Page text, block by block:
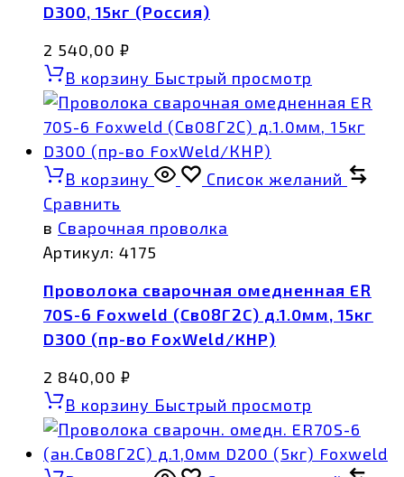
D300, 15кг (Россия)
2 540,00 ₽
В корзину Быстрый просмотр
В корзину
Список желаний
Сравнить
в Сварочная проволка
Артикул: 4175
Проволока сварочная омедненная ER
70S-6 Foxweld (Св08Г2С) д.1.0мм, 15кг
D300 (пр-во FoxWeld/КНР)
2 840,00 ₽
В корзину Быстрый просмотр